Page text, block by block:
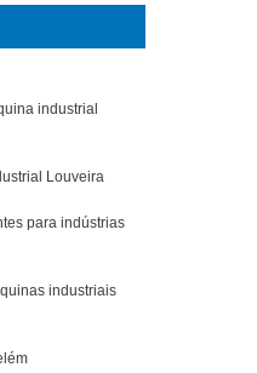
e Tripla
Inox
em Aço
Industriais
industrial
Louveira
para indústrias
industriais